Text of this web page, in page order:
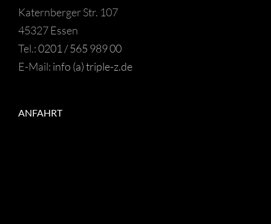
Katernberger Str. 107
45327 Essen
Tel.:0201 / 565 989 00
E-Mail: info (a) triple-z.de
ANFAHRT